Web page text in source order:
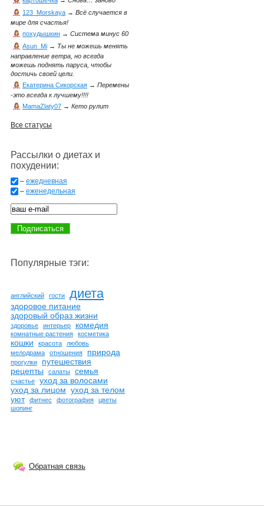
123_Morskaya → Всё случается в
мире для счастья!
похудышкин → Система минус 60
Asun_Mi → Ты не можешь менять
направление ветра, но всегда
можешь поднять паруса, чтобы
достичь своей цели.
Екатерина Сикорская → Перемены
-это всегда к лучшему!!!!
MamaZlaty07 → Кето рулит
Все статусы
Рассылки о диетах и
похудении:
– ежедневная
– еженедельная
Популярные тэги:
английский гости диета
здоровое питание
здоровый образ жизни
здоровье интерьер комедия
комнатные растения косметика
кошки красота
любовь
мелодрама
отношения природа
прогулки
путешествия
рецепты
салаты семья
счастье
уход за волосами
уход за лицом уход за телом
уют
фитнес фотография
цветы
шопинг
Обратная связь